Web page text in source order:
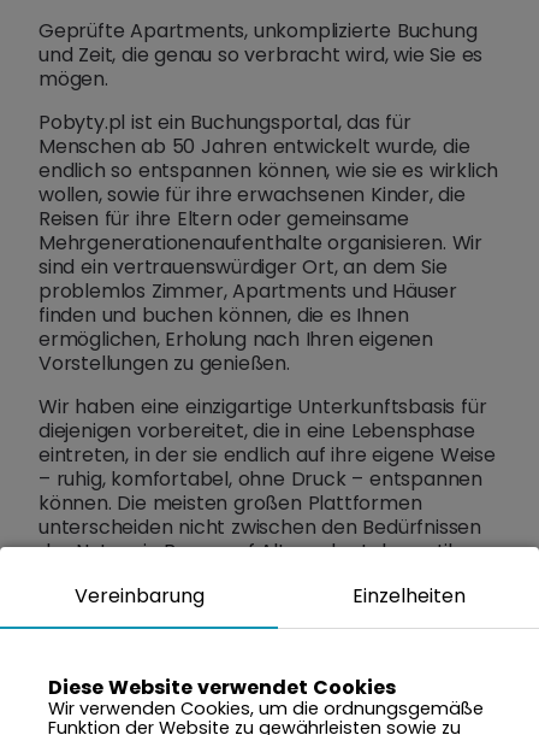
Geprüfte Apartments, unkomplizierte Buchung
und Zeit, die genau so verbracht wird, wie Sie es
mögen.
Pobyty.pl ist ein Buchungsportal, das für
Menschen ab 50 Jahren entwickelt wurde, die
endlich so entspannen können, wie sie es wirklich
wollen, sowie für ihre erwachsenen Kinder, die
Reisen für ihre Eltern oder gemeinsame
Mehrgenerationenaufenthalte organisieren. Wir
sind ein vertrauenswürdiger Ort, an dem Sie
problemlos Zimmer, Apartments und Häuser
finden und buchen können, die es Ihnen
ermöglichen, Erholung nach Ihren eigenen
Vorstellungen zu genießen.
Wir haben eine einzigartige Unterkunftsbasis für
diejenigen vorbereitet, die in eine Lebensphase
eintreten, in der sie endlich auf ihre eigene Weise
– ruhig, komfortabel, ohne Druck – entspannen
können. Die meisten großen Plattformen
unterscheiden nicht zwischen den Bedürfnissen
der Nutzer in Bezug auf Alter oder Lebensstil.
die Einfachheit bei der Buchung und Transparenz
im Angebot schätzen, nicht gehetzt werden
Vereinbarung Einzelheiten
Diese Website verwendet Cookies
Wir verwenden Cookies, um die ordnungsgemäße
Funktion der Website zu gewährleisten sowie zu